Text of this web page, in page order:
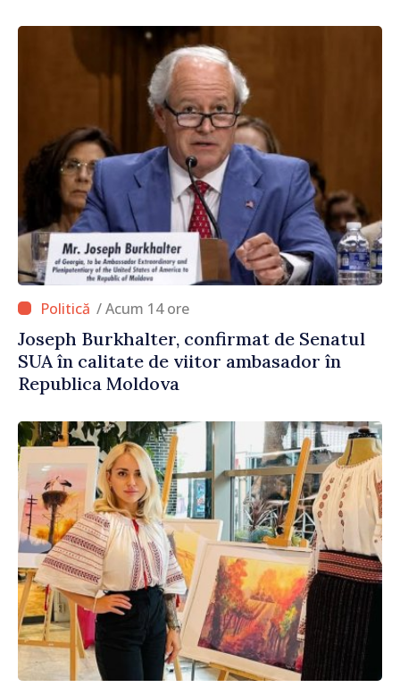
/ Acum 14 ore
Joseph Burkhalter, confirmat de Senatul
SUA în calitate de viitor ambasador în
Republica Moldova